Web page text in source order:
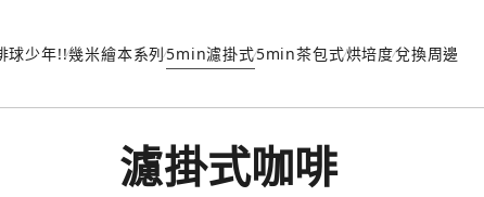
球少年!!幾米繪本系列5min濾掛式5min茶包式烘培度兌換周邊
濾掛式咖啡